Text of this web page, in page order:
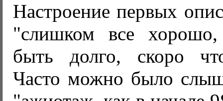
Настроение первых
"слишком все
быть долго, скоро
Часто можно было